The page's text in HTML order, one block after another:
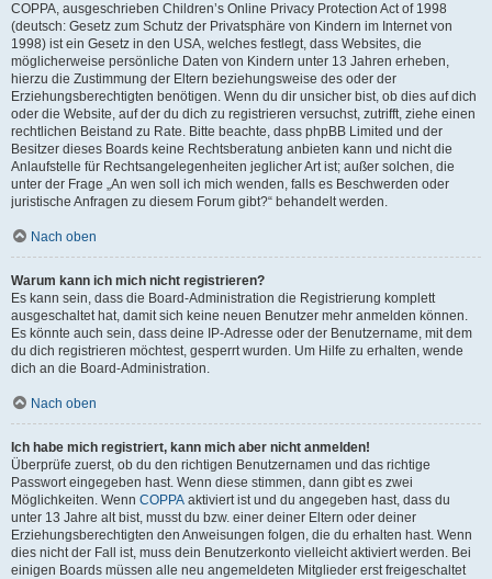
COPPA, ausgeschrieben Children’s Online Privacy Protection Act of 1998
(deutsch: Gesetz zum Schutz der Privatsphäre von Kindern im Internet von
1998) ist ein Gesetz in den USA, welches festlegt, dass Websites, die
möglicherweise persönliche Daten von Kindern unter 13 Jahren erheben,
hierzu die Zustimmung der Eltern beziehungsweise des oder der
Erziehungsberechtigten benötigen. Wenn du dir unsicher bist, ob dies auf dich
oder die Website, auf der du dich zu registrieren versuchst, zutrifft, ziehe einen
rechtlichen Beistand zu Rate. Bitte beachte, dass phpBB Limited und der
Besitzer dieses Boards keine Rechtsberatung anbieten kann und nicht die
Anlaufstelle für Rechtsangelegenheiten jeglicher Art ist; außer solchen, die
unter der Frage „An wen soll ich mich wenden, falls es Beschwerden oder
juristische Anfragen zu diesem Forum gibt?“ behandelt werden.
Nach oben
Warum kann ich mich nicht registrieren?
Es kann sein, dass die Board-Administration die Registrierung komplett
ausgeschaltet hat, damit sich keine neuen Benutzer mehr anmelden können.
Es könnte auch sein, dass deine IP-Adresse oder der Benutzername, mit dem
du dich registrieren möchtest, gesperrt wurden. Um Hilfe zu erhalten, wende
dich an die Board-Administration.
Nach oben
Ich habe mich registriert, kann mich aber nicht anmelden!
Überprüfe zuerst, ob du den richtigen Benutzernamen und das richtige
Passwort eingegeben hast. Wenn diese stimmen, dann gibt es zwei
Möglichkeiten. Wenn COPPA aktiviert ist und du angegeben hast, dass du
unter 13 Jahre alt bist, musst du bzw. einer deiner Eltern oder deiner
Erziehungsberechtigten den Anweisungen folgen, die du erhalten hast. Wenn
dies nicht der Fall ist, muss dein Benutzerkonto vielleicht aktiviert werden. Bei
einigen Boards müssen alle neu angemeldeten Mitglieder erst freigeschaltet